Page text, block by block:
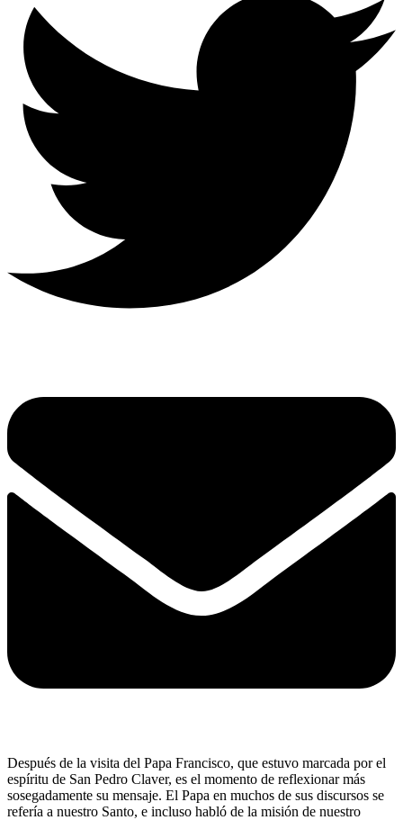
Después de la visita del Papa Francisco, que estuvo marcada por el
espíritu de San Pedro Claver, es el momento de reflexionar más
sosegadamente su mensaje. El Papa en muchos de sus discursos se
refería a nuestro Santo, e incluso habló de la misión de nuestro